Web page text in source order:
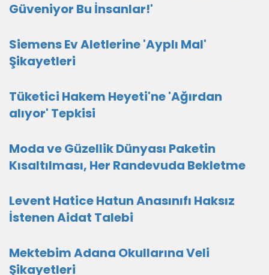
Güveniyor Bu İnsanlar!'
Siemens Ev Aletlerine 'Ayplı Mal'
Şikayetleri
Tüketici Hakem Heyeti'ne 'Ağırdan
alıyor' Tepkisi
Moda ve Güzellik Dünyası Paketin
Kısaltılması, Her Randevuda Bekletme
Levent Hatice Hatun Anasınıfı Haksız
İstenen Aidat Talebi
Mektebim Adana Okullarına Veli
Şikayetleri